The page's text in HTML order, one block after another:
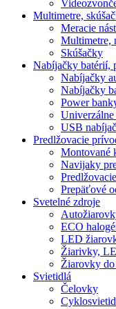
Multimetre,
Meracie
Multimetre,
Skúšačky
Nabíjačky batérií,
Nabíjačky
Nabíjačky
Power
USB
Predlžovacie
Montované
Navijaky
Prepäťové
Svetelné zdroje
ECO
LED
Žiarivky,
Žiarovky
Svietidlá
Čelovky